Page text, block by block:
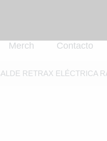
Merch Contacto
RETRAX ELÉCTRICA